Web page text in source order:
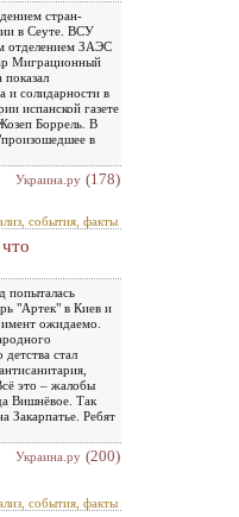
стран-
в Сеуте. ВСУ
отделением ЗАЭС
Миграционный
показал
и солидарности в
испанской газете
Боррель. В
в
Украина.ру (178)
события, факты
попыталась
"Артек" в Киев и
ожидаемо.
детства стал
это – жалобы
Вишнёвое. Так
Закарпатье. Ребят
Украина.ру (200)
события, факты